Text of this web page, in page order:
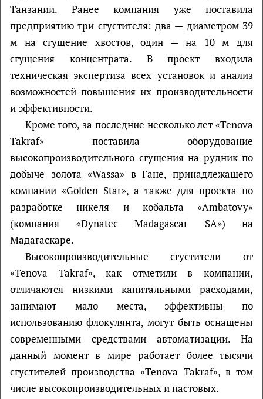
Танзании. Ранее компания уже поставила
предприятию три сгустителя: два — диаметром 39
м на сгущение хвостов, один — на 10 м для
сгущения концентрата. В проект входила
техническая экспертиза всех установок и анализ
возможностей повышения их производительности
и эффективности.
Кроме того, за последние несколько лет «Tenova
Takraf» поставила оборудование
высокопроизводительного сгущения на рудник по
добыче золота «Wassa» в Гане, принадлежащего
компании «Golden Star», а также для проекта по
разработке никеля и кобальта «Ambatovy»
(компания «Dynatec Madagascar SA») на
Мадагаскаре.
Высокопроизводительные сгустители от
«Tenova Takraf», как отметили в компании,
отличаются низкими капитальными расходами,
занимают мало места, эффективны по
использованию флокулянта, могут быть оснащены
современными средствами автоматизации. На
данный момент в мире работает более тысячи
сгустителей производства «Tenova Takraf», в том
числе высокопроизводительных и пастовых.